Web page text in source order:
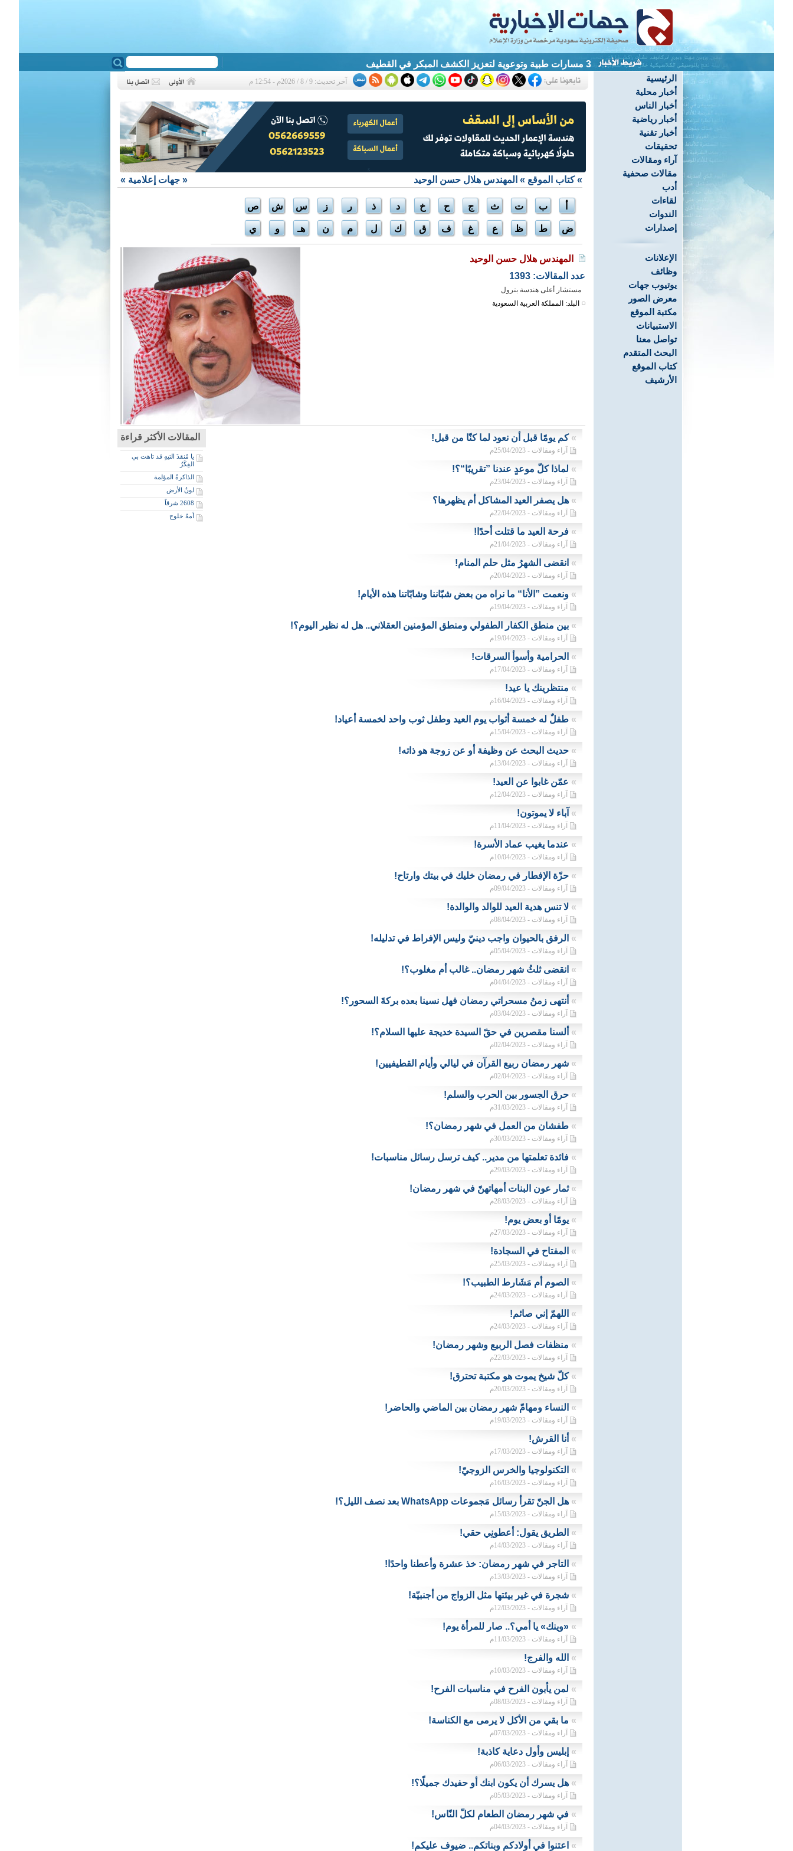
3 مسارات طبية وتوعوية لتعزيز الكشف المبكر في القطيف
الرئيسية
أخبار محلية
أخبار الناس
أخبار رياضية
أخبار تقنية
تحقيقات
آراء ومقالات
مقالات صحفية
أدب
لقاءات
الندوات
إصدارات
الإعلانات
وظائف
يوتيوب جهات
معرض الصور
مكتبة الموقع
الاستبيانات
تواصل معنا
البحث المتقدم
كتاب الموقع
الأرشيف
آخر تحديث: 9 / 8 / 2026م - 12:54 م
❮
« جهات إعلامية » »كتاب الموقع » المهندس هلال حسن الوحيد
أ ب ت ث ج ح خ د ذ ر ز س ش ص
ض ط ظ ع غ ف ق ك ل م ن هـ و ي
المهندس هلال حسن الوحيد
عدد المقالات: 1393
مستشار أعلى هندسة بترول
البلد: المملكة العربية السعودية
المقالات الأكثر قراءة
يا مُنقذَ التيهِ قد تاهت بي
الفِكَرُ
الذاكرةُ المؤلمة
لونُ الأرض
2608 شرقاً
أمهٌ خلوج
»كم يومًا قبل أن نعود لما كنّا من قبل!
آراء ومقالات - 25/04/2023م
» لماذا كلّ موعدٍ عندنا ”تقريبًا“؟!
آراء ومقالات - 23/04/2023م
» هل يصفر العيد المشاكل أم يظهرها؟
آراء ومقالات - 22/04/2023م
» فرحة العيد ما قتلت أحدًا!
آراء ومقالات - 21/04/2023م
» انقضى الشهرُ مثل حلم المنام!
آراء ومقالات - 20/04/2023م
» ونعمت ”الأنا“ ما نراه من بعض شبّاننا وشابّاتنا هذه الأيام!
آراء ومقالات - 19/04/2023م
» بين منطق الكفار الطفولي ومنطق المؤمنين العقلاني.. هل له نظير اليوم؟!
آراء ومقالات - 19/04/2023م
» الحرامية وأسوأ السرقات!
آراء ومقالات - 17/04/2023م
» منتظرينك يا عيد!
آراء ومقالات - 16/04/2023م
» طفلٌ له خمسة أثواب يوم العيد وطفل ثوب واحد لخمسة أعياد!
آراء ومقالات - 15/04/2023م
» حديث البحث عن وظيفة أو عن زوجة هو ذاته!
آراء ومقالات - 13/04/2023م
» عمّن غابوا عن العيد!
آراء ومقالات - 12/04/2023م
» آباء لا يموتون!
آراء ومقالات - 11/04/2023م
» عندما يغيب عماد الأسرة!
آراء ومقالات - 10/04/2023م
» حزّة الإفطار في رمضان خليك في بيتك وارتاح!
آراء ومقالات - 09/04/2023م
» لا تنس هدية العيد للوالد والوالدة!
آراء ومقالات - 08/04/2023م
» الرفق بالحيوان واجب دينيّ وليس الإفراط في تدليله!
آراء ومقالات - 05/04/2023م
» انقضى ثلثُ شهر رمضان.. غالب أم مغلوب؟!
آراء ومقالات - 04/04/2023م
» أنتهى زمنُ مسحراتي رمضان فهل نسينا بعده بركةَ السحور؟!
آراء ومقالات - 03/04/2023م
» ألسنا مقصرين في حقّ السيدة خديجة عليها السلام؟!
آراء ومقالات - 02/04/2023م
» شهر رمضان ربيع القرآن في ليالي وأيام القطيفيين!
آراء ومقالات - 02/04/2023م
» حرق الجسور بين الحرب والسلم!
آراء ومقالات - 31/03/2023م
» طفشان من العمل في شهر رمضان؟!
آراء ومقالات - 30/03/2023م
» فائدة تعلمتها من مدير.. كيف ترسل رسائل مناسبات!
آراء ومقالات - 29/03/2023م
»ثمار عون البنات أمهاتهنّ في شهر رمضان!
آراء ومقالات - 28/03/2023م
» يومًا أو بعض يوم!
آراء ومقالات - 27/03/2023م
» المفتاح في السجادة!
آراء ومقالات - 25/03/2023م
» الصوم أم مَشَارط الطبيب؟!
آراء ومقالات - 24/03/2023م
» اللهمّ إني صائم!
آراء ومقالات - 24/03/2023م
» منظفات فصل الربيع وشهر رمضان!
آراء ومقالات - 22/03/2023م
»كلّ شيخ يموت هو مكتبة تحترق!
آراء ومقالات - 20/03/2023م
» النساء ومهامّ شهر رمضان بين الماضي والحاضر!
آراء ومقالات - 19/03/2023م
» أنا القرش!
آراء ومقالات - 17/03/2023م
» التكنولوجيا والخرس الزوجيّ!
آراء ومقالات - 16/03/2023م
» هل الجنّ تقرأ رسائل مَجموعات WhatsApp بعد نصف الليل؟!
آراء ومقالات - 15/03/2023م
» الطريق يقول: أعطونِي حقي!
آراء ومقالات - 14/03/2023م
» التاجر في شهر رمضان: خذ عشرة وأعطنا واحدًا!
آراء ومقالات - 13/03/2023م
» شجرة في غير بيئتها مثل الزواج من أجنبيّة!
آراء ومقالات - 12/03/2023م
» «وينك» يا أمي؟.. صار للمرأة يوم!
آراء ومقالات - 11/03/2023م
» الله والفرج!
آراء ومقالات - 10/03/2023م
» لمن يأبون الفرح في مناسبات الفرح!
آراء ومقالات - 08/03/2023م
» ما بقي من الأكل لا يرمى مع الكناسة!
آراء ومقالات - 07/03/2023م
» إبليس وأول دعاية كاذبة!
آراء ومقالات - 06/03/2023م
» هل يسرك أن يكون ابنك أو حفيدك جميلًا؟!
آراء ومقالات - 05/03/2023م
» في شهر رمضان الطعام لكلّ النّاس!
آراء ومقالات - 04/03/2023م
» اعتنوا في أولادكم وبناتكم.. ضيوف عليكم!